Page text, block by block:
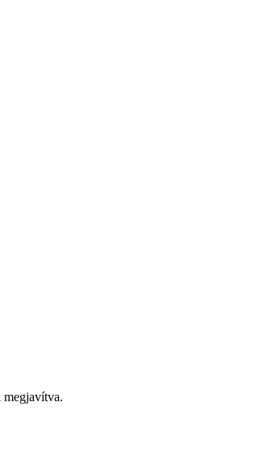
megjavítva.